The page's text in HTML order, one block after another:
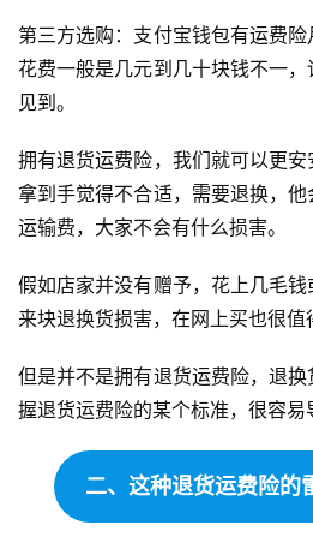
第三方选购：支付宝钱包有运费险
花费一般是几元到几十块钱不一
见到。
拥有退货运费险，我们就可以更
拿到手觉得不合适，需要退换，
运输费，大家不会有什么损害。
假如店家并没有赠予，花上几毛
来块退换货损害，在网上买也很值
但是并不是拥有退货运费险，退
握退货运费险的某个标准，很容易
二、这种退货运费险的